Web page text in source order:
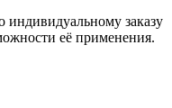
заказу
её применения.